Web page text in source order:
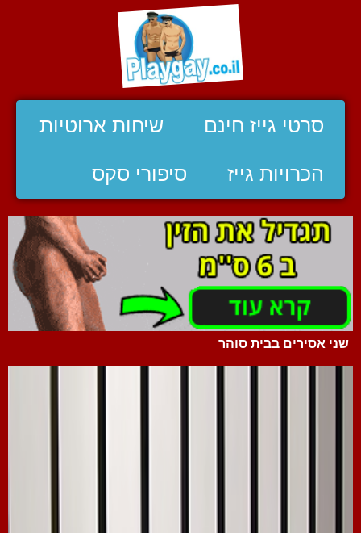
סרטי גייז חינם שיחות ארוטיות
הכרויות גייז סיפורי סקס
שני אסירים בבית סוהר